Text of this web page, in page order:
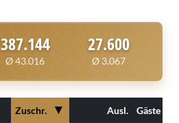
387.144
Ø 43.016
27.600
Ø 3.067
Zuschr. ▼ Ausl. Gäste